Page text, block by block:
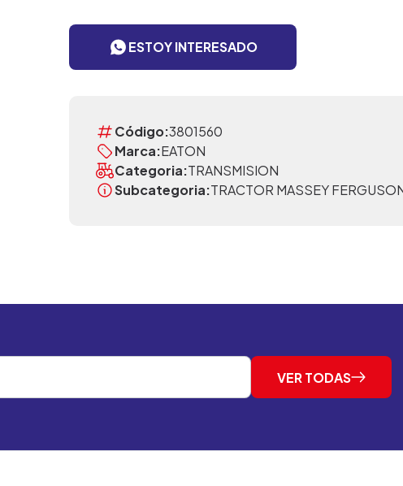
ESTOY INTERESADO
Código:3801560
Marca:EATON
Categoria:TRANSMISION
Subcategoria:TRACTOR MASSEY
VER TODAS